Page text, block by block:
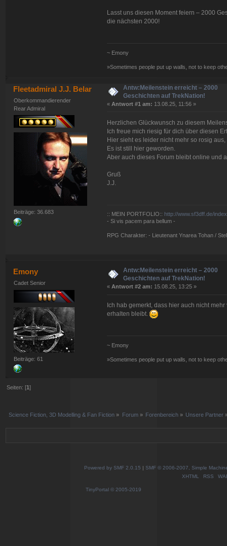
Lasst uns diesen Moment feiern – 2000
die nächsten 2000!
~ Emony
»Sometimes people put up walls, not to keep
Fleetadmiral J.J. Belar
Oberkommandierender
Rear Admiral
Beiträge: 36.683
Antw:Meilenstein erreicht – 2000
Geschichten auf TrekNation!
« Antwort #1 am: 13.08.25, 11:56 »
Herzlichen Glückwunsch zu diesem
Ich freue mich riesig für dich über diesen
Hier sieht es leider nicht mehr so rosig
Es ist still hier geworden.
Aber auch dieses Forum bleibt online und
Gruß
J.J.
:: MEIN PORTFOLIO:: http://www.sf3dff.de/
- Si vis pacem para bellum -
RPG Charakter: - Lieutenant Ynarea Tohan /
Emony
Cadet Senior
Beiträge: 61
Antw:Meilenstein erreicht – 2000
Geschichten auf TrekNation!
« Antwort #2 am: 15.08.25, 13:25 »
Ich hab gemerkt, dass hier auch nicht
erhalten bleibt.
~ Emony
»Sometimes people put up walls, not to keep
Seiten: [1]
Science Fiction, 3D Modelling & Fan Fiction » Forum» Forenbereich » Unsere Partner
Powered by SMF 2.0.15 | SMF © 2006-2007, Simple
XHTML
RSS
TinyPortal © 2005-2019